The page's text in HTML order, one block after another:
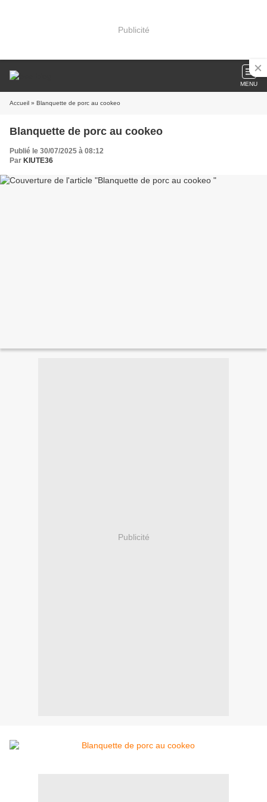
Publicité
MENU
Accueil » Blanquette de porc au cookeo
Blanquette de porc au cookeo
Publié le 30/07/2025 à 08:12
Par KIUTE36
Publicité